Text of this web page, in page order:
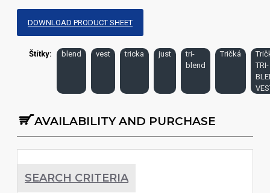
DOWNLOAD PRODUCT SHEET
Štítky: blend vest tricka just
tri-
blend
Tričká
TRI-
AVAILABILITY AND PURCHASE
SEARCH CRITERIA